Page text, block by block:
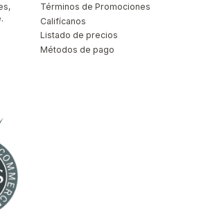
Términos de Promociones
Califícanos
Listado de precios
Métodos de pago